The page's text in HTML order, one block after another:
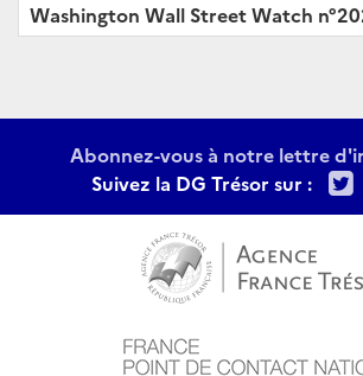
Washington Wall Street Watch
Abonnez-vous à notre lettre
Suivez la DG Trésor sur :